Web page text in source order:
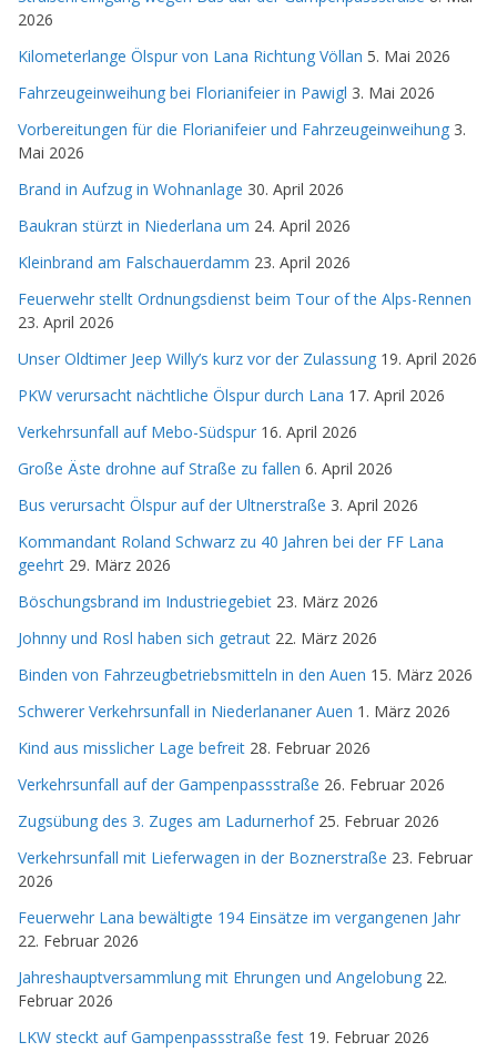
2026
Kilometerlange Ölspur von Lana Richtung Völlan 5. Mai 2026
Fahrzeugeinweihung bei Florianifeier in Pawigl 3. Mai 2026
Vorbereitungen für die Florianifeier und Fahrzeugeinweihung 3.
Mai 2026
Brand in Aufzug in Wohnanlage 30. April 2026
Baukran stürzt in Niederlana um 24. April 2026
Kleinbrand am Falschauerdamm 23. April 2026
Feuerwehr stellt Ordnungsdienst beim Tour of the Alps-Rennen
23. April 2026
Unser Oldtimer Jeep Willy’s kurz vor der Zulassung 19. April 2026
PKW verursacht nächtliche Ölspur durch Lana 17. April 2026
Verkehrsunfall auf Mebo-Südspur 16. April 2026
Große Äste drohne auf Straße zu fallen 6. April 2026
Bus verursacht Ölspur auf der Ultnerstraße 3. April 2026
Kommandant Roland Schwarz zu 40 Jahren bei der FF Lana
geehrt 29. März 2026
Böschungsbrand im Industriegebiet 23. März 2026
Johnny und Rosl haben sich getraut 22. März 2026
Binden von Fahrzeugbetriebsmitteln in den Auen 15. März 2026
Schwerer Verkehrsunfall in Niederlananer Auen 1. März 2026
Kind aus misslicher Lage befreit 28. Februar 2026
Verkehrsunfall auf der Gampenpassstraße 26. Februar 2026
Zugsübung des 3. Zuges am Ladurnerhof 25. Februar 2026
Verkehrsunfall mit Lieferwagen in der Boznerstraße 23. Februar
2026
Feuerwehr Lana bewältigte 194 Einsätze im vergangenen Jahr
22. Februar 2026
Jahreshauptversammlung mit Ehrungen und Angelobung 22.
Februar 2026
LKW steckt auf Gampenpassstraße fest 19. Februar 2026